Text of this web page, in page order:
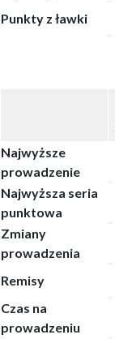
Punkty z ławki
Najwyższe
prowadzenie
Najwyższa seria
punktowa
Zmiany
prowadzenia
Remisy
Czas na
prowadzeniu